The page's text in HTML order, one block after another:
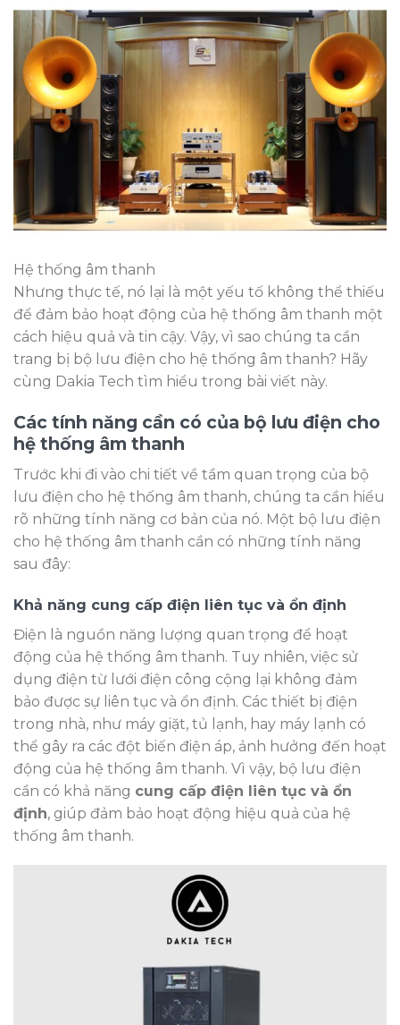
Hệ thống âm thanh
Nhưng thực tế, nó lại là một yếu tố không thể thiếu
để đảm bảo hoạt động của hệ thống âm thanh một
cách hiệu quả và tin cậy. Vậy, vì sao chúng ta cần
trang bị bộ lưu điện cho hệ thống âm thanh? Hãy
cùng Dakia Tech tìm hiểu trong bài viết này.
Các tính năng cần có của bộ lưu điện cho
hệ thống âm thanh
Trước khi đi vào chi tiết về tầm quan trọng của bộ
lưu điện cho hệ thống âm thanh, chúng ta cần hiểu
rõ những tính năng cơ bản của nó. Một bộ lưu điện
cho hệ thống âm thanh cần có những tính năng
sau đây:
Khả năng cung cấp điện liên tục và ổn định
Điện là nguồn năng lượng quan trọng để hoạt
động của hệ thống âm thanh. Tuy nhiên, việc sử
dụng điện từ lưới điện công cộng lại không đảm
bảo được sự liên tục và ổn định. Các thiết bị điện
trong nhà, như máy giặt, tủ lạnh, hay máy lạnh có
thể gây ra các đột biến điện áp, ảnh hưởng đến hoạt
động của hệ thống âm thanh. Vì vậy, bộ lưu điện
cần có khả năng cung cấp điện liên tục và ổn
định, giúp đảm bảo hoạt động hiệu quả của hệ
thống âm thanh.